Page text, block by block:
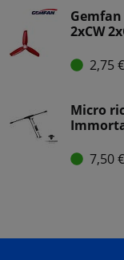
Gemfan
2xCW
2,75
Micro
7,50